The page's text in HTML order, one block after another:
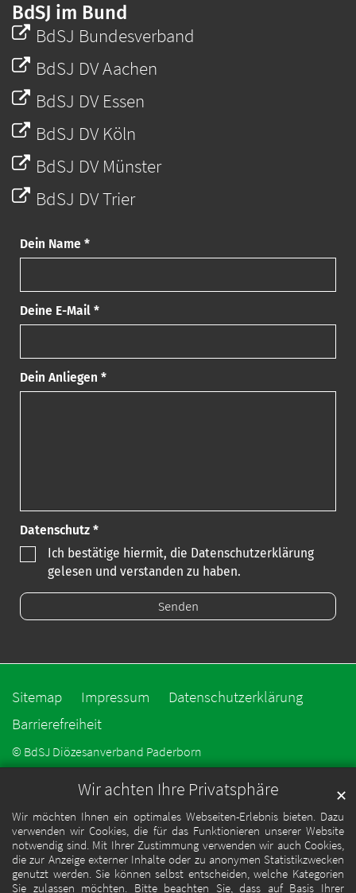
Wir achten Ihre Privatsphäre
Wir möchten Ihnen ein optimales Webseiten-Erlebnis bieten. Dazu
verwenden wir Cookies, die für das Funktionieren unserer Website
notwendig sind. Mit Ihrer Zustimmung verwenden wir auch Cookies,
die zur Anzeige externer Inhalte oder zu anonymen Statistikzwecken
genutzt werden. Sie können selbst entscheiden, welche Kategorien
Sie zulassen möchten. Bitte beachten Sie, dass auf Basis Ihrer
✕
BdSJ im Bund
BdSJ Bundesverband
BdSJ DV Aachen
BdSJ DV Essen
BdSJ DV Köln
BdSJ DV Münster
BdSJ DV Trier
Dein Name *
Deine E-Mail *
Dein Anliegen *
Datenschutz *
Ich bestätige hiermit, die Datenschutzerklärung
gelesen und verstanden zu haben.
Sitemap Impressum
Datenschutzerklärung
Barrierefreiheit
© BdSJ Diözesanverband Paderborn